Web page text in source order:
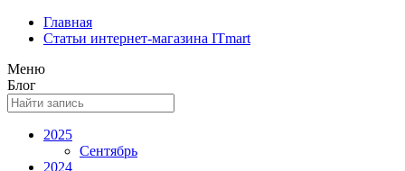
Главная
Статьи интернет-магазина ITmart
Меню
Блог
2025
Сентябрь
2024